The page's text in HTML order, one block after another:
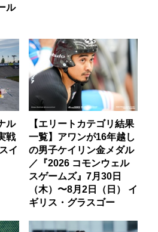
ル
ル
戦
イ
【エリートカテゴリ結果
一覧】アワンが16年越し
の男子ケイリン金メダル
／『2026 コモンウェル
スゲームズ』7月30日
（木）〜8月2日（日） イ
ギリス・グラスゴー